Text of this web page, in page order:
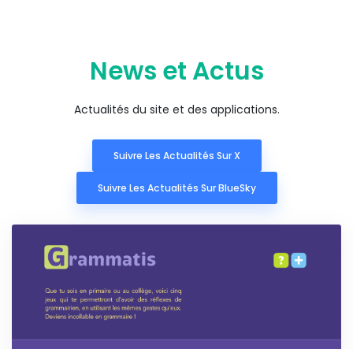
News et Actus
Actualités du site et des applications.
Suivre Les Actualités Sur X
Suivre Les Actualités Sur BlueSky